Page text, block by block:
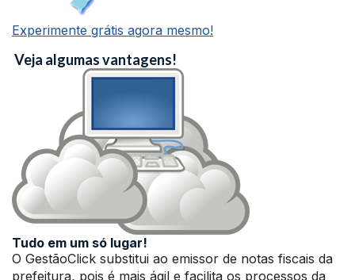
Experimente grátis agora mesmo!
Veja algumas vantagens!
Tudo em um só lugar!
O GestãoClick substitui ao emissor de notas fiscais da
prefeitura, pois é mais ágil e facilita os processos da